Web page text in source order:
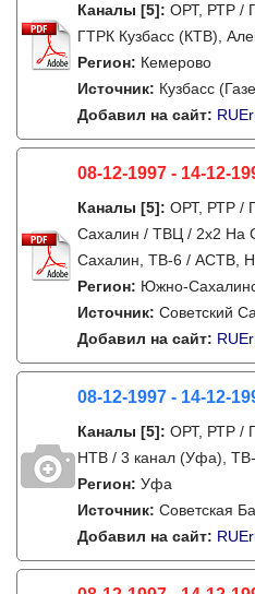
Каналы [5]: ОРТ, РТР /
ГТРК Кузбасс (КТВ),
Регион: Кемерово
Источник: Кузбасс
Добавил на сайт:
08-12-1997 - 14-12-
Каналы [5]: ОРТ, РТР /
Сахалин / ТВЦ / 2х2 На
Сахалин, ТВ-6 / АСТВ,
Регион: Южно-
Источник: Советский
Добавил на сайт:
08-12-1997 - 14-12-
Каналы [5]: ОРТ, РТР /
НТВ / 3 канал (Уфа),
Регион: Уфа
Источник: Советская
Добавил на сайт: